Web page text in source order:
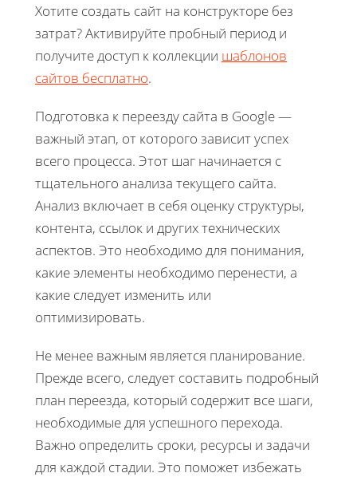
Хотите создать сайт на конструкторе без
затрат? Активируйте пробный период и
получите доступ к коллекции шаблонов
сайтов бесплатно.
Подготовка к переезду сайта в Google —
важный этап, от которого зависит успех
всего процесса. Этот шаг начинается с
тщательного анализа текущего сайта.
Анализ включает в себя оценку структуры,
контента, ссылок и других технических
аспектов. Это необходимо для понимания,
какие элементы необходимо перенести, а
какие следует изменить или
оптимизировать.
Не менее важным является планирование.
Прежде всего, следует составить подробный
план переезда, который содержит все шаги,
необходимые для успешного перехода.
Важно определить сроки, ресурсы и задачи
для каждой стадии. Это поможет избежать